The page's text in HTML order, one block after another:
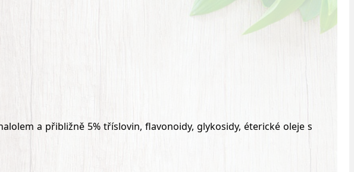
a přibližně 5% tříslovin, flavonoidy, glykosidy, éterické oleje s